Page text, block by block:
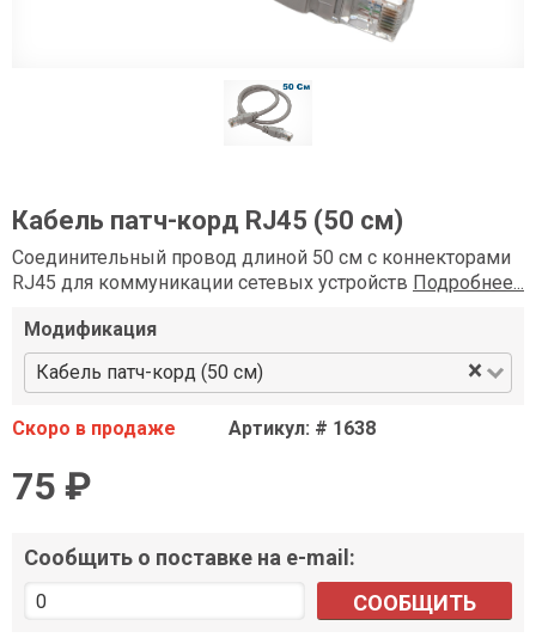
Кабель патч-корд RJ45 (50 см)
Соединительный провод длиной 50 см с коннекторами
RJ45 для коммуникации сетевых устройств Подробнее...
Модификация
Кабель патч-корд (50 см)
×
Скоро в продаже Артикул: # 1638
75 ₽
Сообщить о поставке на e-mail:
СООБЩИТЬ